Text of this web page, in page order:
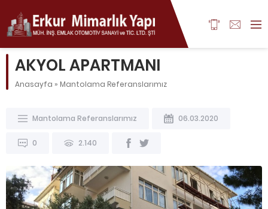
AKYOL APARTMANI
Anasayfa » Mantolama Referanslarımız
Mantolama Referanslarımız 06.03.2020
0 2.140